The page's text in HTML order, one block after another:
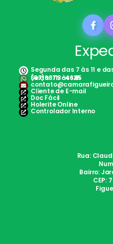
Segunda das 7 às 11 e
Sexta: 7h às 12h
(67)98113-4645
Cliente de E-mail
Doc Fácil
Holerite Online
Controlador Interno
Rua:
Bairro:
CEP: